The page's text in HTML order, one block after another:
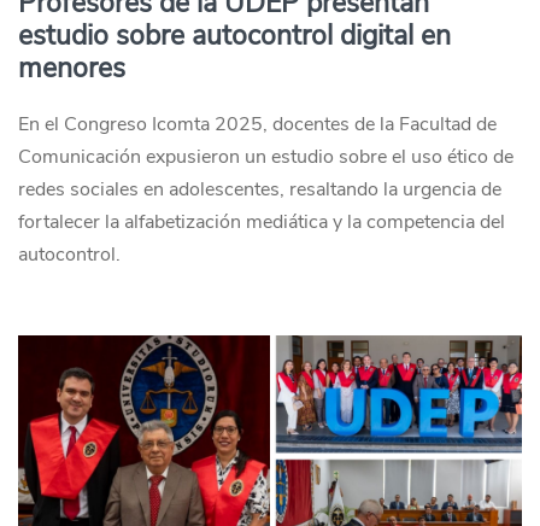
estudio sobre autocontrol digital en
menores
En el Congreso Icomta 2025, docentes de la Facultad de
Comunicación expusieron un estudio sobre el uso ético de
redes sociales en adolescentes, resaltando la urgencia de
fortalecer la alfabetización mediática y la competencia del
autocontrol.